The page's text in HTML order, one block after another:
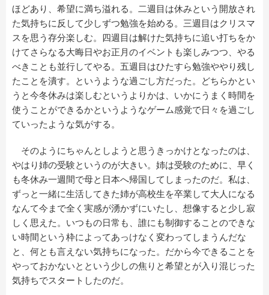
ほどあり、希望に満ち溢れる。二週目は休みという開放され
た気持ちに反して少しずつ勉強を始める。三週目はクリスマ
スを思う存分楽しむ。四週目は解けた気持ちに追い打ちをか
けてさらなる大晦日やお正月のイベントも楽しみつつ、やる
べきことも並行してやる。五週目はひたすら勉強ややり残し
たことを潰す。というような過ごし方だった。どちらかとい
うと今冬休みは楽しむというよりかは、いかにうまく時間を
使うことができるかというようなゲーム感覚で日々を過ごし
ていったような気がする。
そのようにちゃんとしようと思うきっかけとなったのは、
やはり姉の受験というのが大きい。姉は受験のために、早く
も冬休み一週間で母と日本へ帰国してしまったのだ。私は、
ずっと一緒に生活してきた姉が高校生を卒業して大人になる
なんて今まで全く実感が湧かずにいたし、想像すると少し寂
しく思えた。いつもの日常も、誰にも制御することのできな
い時間という枠によってあっけなく変わってしまうんだな
と、何とも言えない気持ちになった。だから今できることを
やっておかないとという少しの焦りと希望とが入り混じった
気持ちでスタートしたのだ。